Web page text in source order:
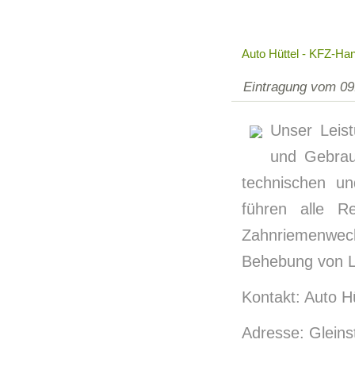
Auto Hüttel - KFZ-
Eintragung vom
Unser
und
technischen
führen alle
Behebung von
Kontakt: Auto
Adresse: